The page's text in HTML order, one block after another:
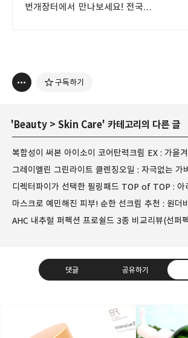
번개장터에서 만나보세요! 전국
구독하기
'Beauty > Skin Care' 카테고리의 다른 글
댓글 공유하기